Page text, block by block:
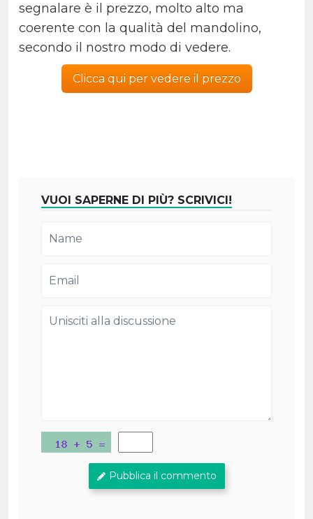
segnalare è il prezzo, molto alto ma
coerente con la qualità del mandolino,
secondo il nostro modo di vedere.
Clicca qui per vedere il prezzo
VUOI SAPERNE DI PIÙ? SCRIVICI!
Pubblica il commento